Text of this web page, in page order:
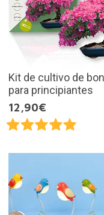
Kit de cultivo de
para principiantes
12,90€